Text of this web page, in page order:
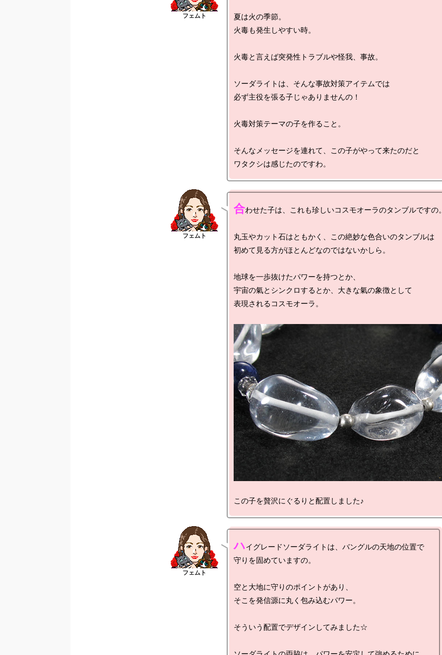
夏は火の季節。
火毒も発生しやすい時。
火毒と言えば突発性トラブルや怪我、事故。
ソーダライトは、そんな事故対策アイテムでは
必ず主役を張る子じゃありませんの！
火毒対策テーマの子を作ること。
そんなメッセージを連れて、この子がやって来たのだと
合わせた子は、これも珍しいコスモオーラのタンブルですの。
丸玉やカット石はともかく、この絶妙な色合いのタンブルは
初めて見る方がほとんどなのではないかしら。
地球を一歩抜けたパワーを持つとか、
宇宙の氣とシンクロするとか、大きな氣の象徴として
表現されるコスモオーラ。
ハイグレードソーダライトは、バングルの天地の位置で
守りを固めていますの。
空と大地に守りのポイントがあり、
そこを発信源に丸く包み込むパワー。
そういう配置でデザインしてみました☆